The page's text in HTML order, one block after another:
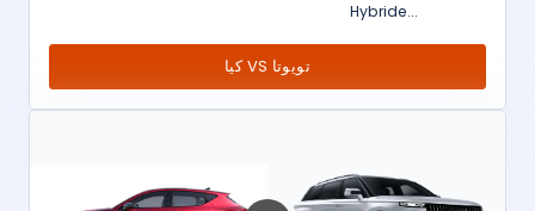
Hybride...
كيا VS تويوتا